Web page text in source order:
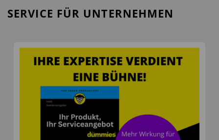
SERVICE FÜR UNTERNEHMEN